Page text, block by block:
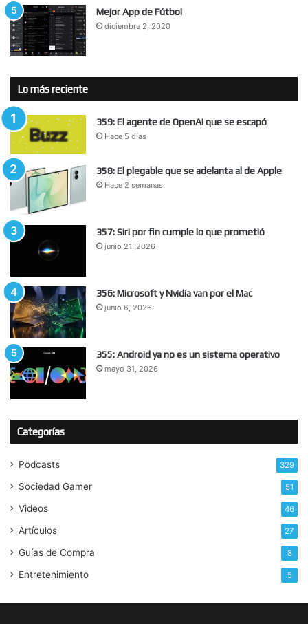
Mejor App de Fútbol
diciembre 2, 2020
Lo más reciente
359: El agente de OpenAI que se escapó
Hace 5 días
358: El plegable que se adelanta al de Apple
Hace 2 semanas
357: Siri por fin cumple lo que prometió
junio 21, 2026
356: Microsoft y Nvidia van por el Mac
junio 6, 2026
355: Android ya no es un sistema operativo
mayo 31, 2026
Categorías
Podcasts 329
Sociedad Gamer 51
Videos 46
Artículos 27
Guías de Compra 8
Entretenimiento 5